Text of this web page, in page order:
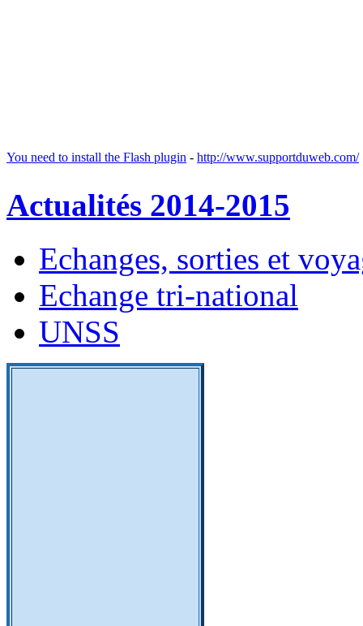
You need to install the Flash plugin - http://www.supportduweb.com/
Actualités 2014-2015
Echanges, sorties et
Echange tri-national
UNSS